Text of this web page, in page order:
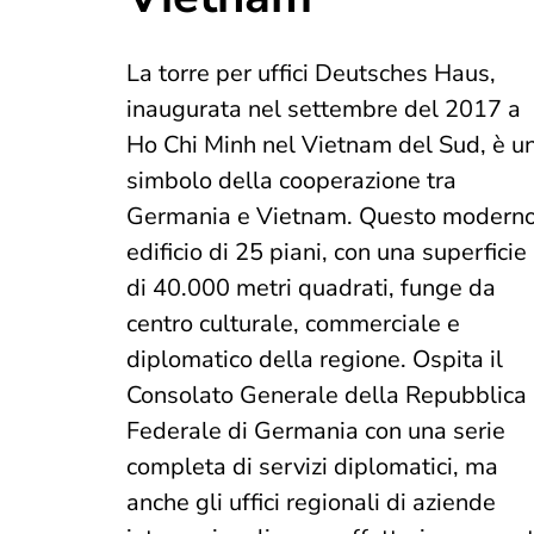
La torre per uffici Deutsches Haus,
inaugurata nel settembre del 2017 a
Ho Chi Minh nel Vietnam del Sud, è
simbolo della cooperazione tra
Germania e Vietnam. Questo
edificio di 25 piani, con una superficie
di 40.000 metri quadrati, funge da
centro culturale, commerciale e
diplomatico della regione. Ospita il
Consolato Generale della Repubblica
Federale di Germania con una serie
completa di servizi diplomatici, ma
anche gli uffici regionali di aziende